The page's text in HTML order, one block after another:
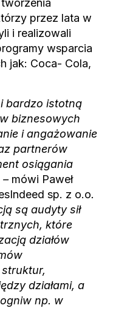
przez lata w
i realizowali
wsparcia
jak: Coca- Cola,
bardzo istotną
biznesowych
i angażowanie
partnerów
osiągania
– mówi Paweł
sp. z o.o.
są audyty sił
które
działów
działami, a
np. w